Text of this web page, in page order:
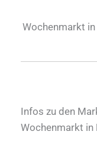
Wochenmarkt in
Infos zu den
Wochenmarkt in